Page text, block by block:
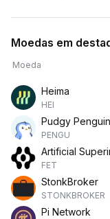
Moedas em
Moeda
Heima
HEI
Pudgy
PENGU
Artificial
FET
StonkBroker
STONKBROKER
Pi Network